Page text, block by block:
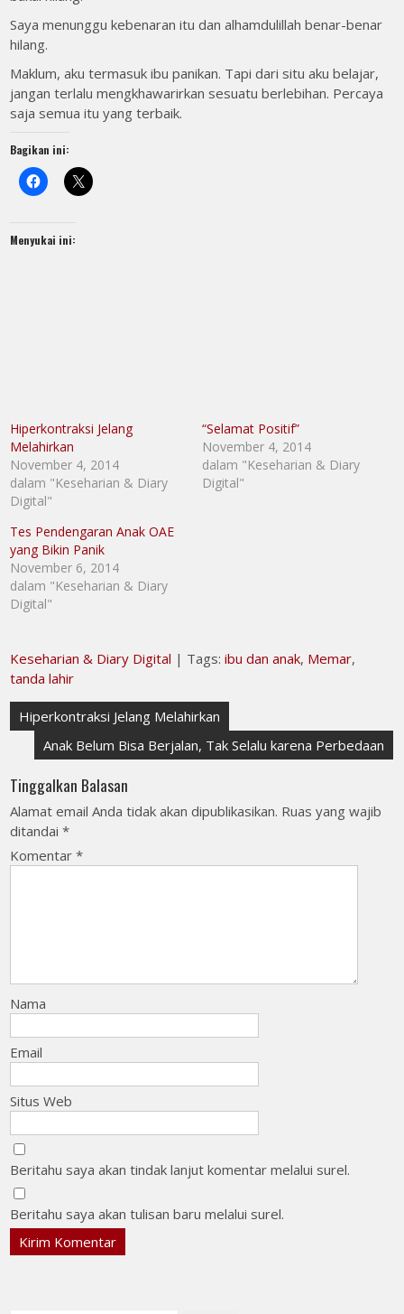
Saya menunggu kebenaran itu dan alhamdulillah benar-benar
hilang.
Maklum, aku termasuk ibu panikan. Tapi dari situ aku belajar,
jangan terlalu mengkhawarirkan sesuatu berlebihan. Percaya
saja semua itu yang terbaik.
Bagikan ini:
Menyukai ini:
Hiperkontraksi Jelang
Melahirkan
November 4, 2014
dalam "Keseharian & Diary
Digital"
“Selamat Positif”
November 4, 2014
dalam "Keseharian & Diary
Digital"
Tes Pendengaran Anak OAE
yang Bikin Panik
November 6, 2014
dalam "Keseharian & Diary
Digital"
Keseharian & Diary Digital | Tags:ibu dan anak, Memar,
tanda lahir
Navigasi
Hiperkontraksi Jelang Melahirkan
Anak Belum Bisa Berjalan, Tak Selalu karena Perbedaan
Tinggalkan Balasan
Alamat email Anda tidak akan dipublikasikan. Ruas yang wajib
ditandai*
Komentar*
Nama
Email
Situs Web
Beritahu saya akan tindak lanjut komentar melalui surel.
Beritahu saya akan tulisan baru melalui surel.